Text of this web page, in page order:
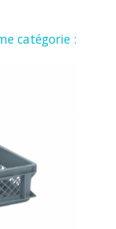
catégorie :